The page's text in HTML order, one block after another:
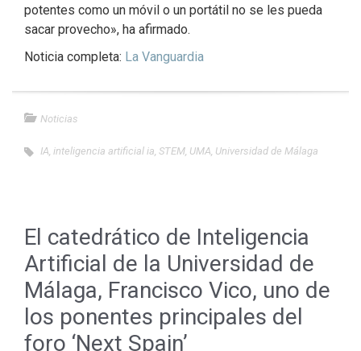
potentes como un móvil o un portátil no se les pueda
sacar provecho», ha afirmado.
Noticia completa: La Vanguardia
Noticias
IA, inteligencia artificial ia, STEM, UMA, Universidad de Málaga
El catedrático de Inteligencia
Artificial de la Universidad de
Málaga, Francisco Vico, uno de
los ponentes principales del
foro ‘Next Spain’